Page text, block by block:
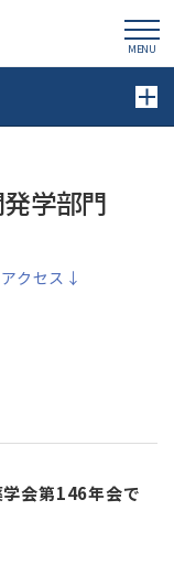
MENU
学部門
アクセス↓
会第146年会で